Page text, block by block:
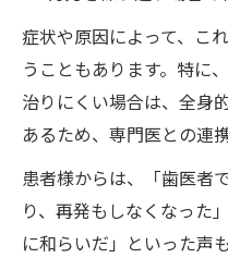
症状や原因によって、こ
うこともあります。特に
治りにくい場合は、全身
あるため、専門医との連
患者様からは、「歯医者
り、再発もしなくなった
に和らいだ」といった声